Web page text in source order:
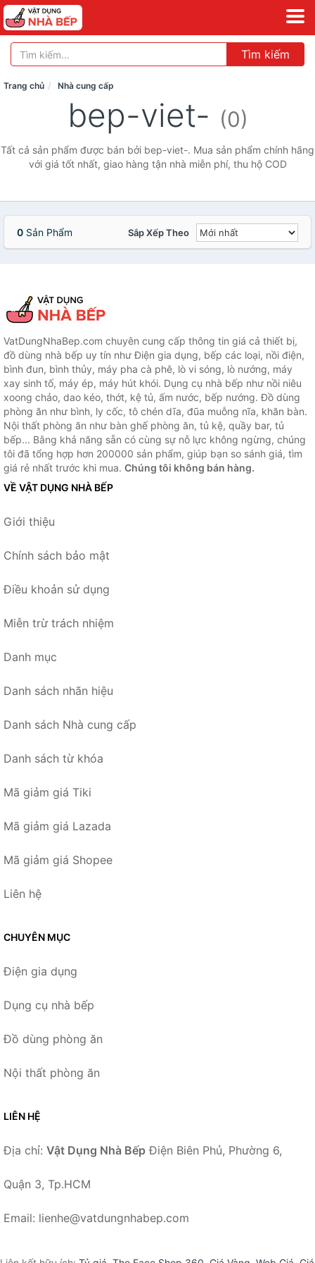
Tìm kiếm
Trang chủ Nhà cung cấp
bep-viet- (0)
Tất cả sản phẩm được bán bởi bep-viet-. Mua sản phẩm chính hãng
với giá tốt nhất, giao hàng tận nhà miễn phí, thu hộ COD
0 Sản Phẩm Sắp Xếp Theo
VatDungNhaBep.com chuyên cung cấp thông tin giá cả thiết bị,
đồ dùng nhà bếp uy tín như Điện gia dụng, bếp các loại, nồi điện,
bình đun, bình thủy, máy pha cà phê, lò vi sóng, lò nướng, máy
xay sinh tố, máy ép, máy hút khói. Dụng cụ nhà bếp như nồi niêu
xoong chảo, dao kéo, thớt, kệ tủ, ấm nước, bếp nướng. Đồ dùng
phòng ăn như bình, ly cốc, tô chén dĩa, đũa muỗng nĩa, khăn bàn.
Nội thất phòng ăn như bàn ghế phòng ăn, tủ kệ, quầy bar, tủ
bếp... Bằng khả năng sẵn có cùng sự nỗ lực không ngừng, chúng
tôi đã tổng hợp hơn 200000 sản phẩm, giúp bạn so sánh giá, tìm
giá rẻ nhất trước khi mua. Chúng tôi không bán hàng.
VỀ VẬT DỤNG NHÀ BẾP
Giới thiệu
Chính sách bảo mật
Điều khoản sử dụng
Miễn trừ trách nhiệm
Danh mục
Danh sách nhãn hiệu
Danh sách Nhà cung cấp
Danh sách từ khóa
Mã giảm giá Tiki
Mã giảm giá Lazada
Mã giảm giá Shopee
Liên hệ
CHUYÊN MỤC
Điện gia dụng
Dụng cụ nhà bếp
Đồ dùng phòng ăn
Nội thất phòng ăn
LIÊN HỆ
Địa chỉ: Vật Dụng Nhà Bếp Điện Biên Phủ, Phường 6,
Quận 3, Tp.HCM
Email: lienhe@vatdungnhabep.com